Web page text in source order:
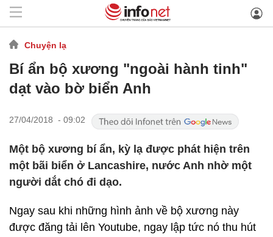
Chuyện lạ
Bí ẩn bộ xương "ngoài hành tinh"
dạt vào bờ biển Anh
27/04/2018 - 09:02
Một bộ xương bí ẩn, kỳ lạ được phát hiện trên
một bãi biển ở Lancashire, nước Anh nhờ một
người dắt chó đi dạo.
Ngay sau khi những hình ảnh về bộ xương này
được đăng tải lên Youtube, ngay lập tức nó thu hút